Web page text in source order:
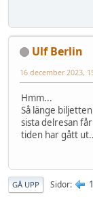
Ulf Berlin
16 december 2023,
Hmm...
Så länge
sista delresan
tiden har gått
GÅ UPP Sidor 1